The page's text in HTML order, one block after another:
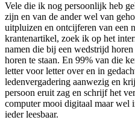
Vele die ik nog persoonlijk heb
zijn en van de ander wel van
uitpluizen en ontcijferen van een
krantenartikel, zoek ik op het
namen die bij een wedstrijd
horen te staan. En 99% van die
letter voor letter over en in
ledenvergadering aanwezig en
persoon eruit zag en schrijf het
computer mooi digitaal maar wel
ieder leesbaar.